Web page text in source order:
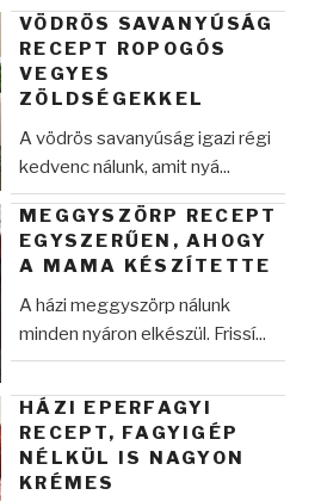
VÖDRÖS SAVANYÚSÁG
RECEPT ROPOGÓS
VEGYES
ZÖLDSÉGEKKEL
A vödrös savanyúság igazi régi
kedvenc nálunk, amit nyá...
MEGGYSZÖRP RECEPT
EGYSZERŰEN, AHOGY
A MAMA KÉSZÍTETTE
A házi meggyszörp nálunk
minden nyáron elkészül. Frissí...
HÁZI EPERFAGYI
RECEPT, FAGYIGÉP
NÉLKÜL IS NAGYON
KRÉMES